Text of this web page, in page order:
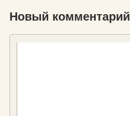
Новый комментарий